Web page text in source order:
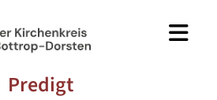
Predigt